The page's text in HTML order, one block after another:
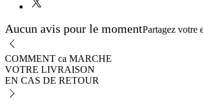
Aucun avis pour le momentPartagez votre
COMMENT ca MARCHE
VOTRE LIVRAISON
EN CAS DE RETOUR